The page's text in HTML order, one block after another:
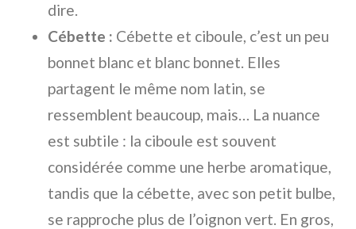
dire.
Cébette : Cébette et ciboule, c’est un peu
bonnet blanc et blanc bonnet. Elles
partagent le même nom latin, se
ressemblent beaucoup, mais… La nuance
est subtile : la ciboule est souvent
considérée comme une herbe aromatique,
tandis que la cébette, avec son petit bulbe,
se rapproche plus de l’oignon vert. En gros,